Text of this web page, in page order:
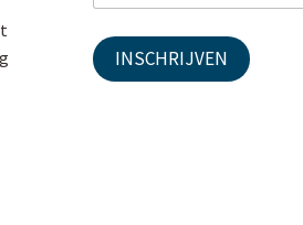
N
a
m
o
d
o
INSCHRIJVEN